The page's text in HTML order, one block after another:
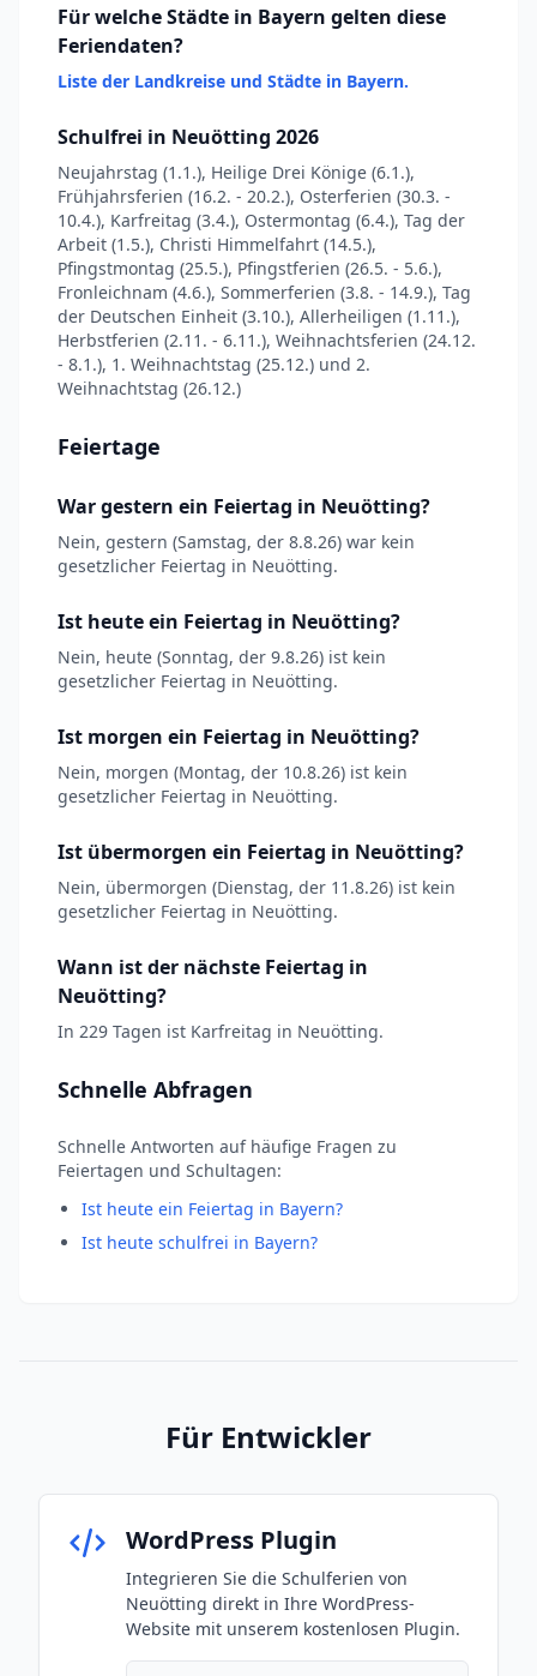
Für welche Städte in Bayern gelten diese
Feriendaten?
Liste der Landkreise und Städte in Bayern.
Schulfrei in Neuötting 2026
Neujahrstag (1.1.), Heilige Drei Könige (6.1.),
Frühjahrsferien (16.2. - 20.2.), Osterferien (30.3. -
10.4.), Karfreitag (3.4.), Ostermontag (6.4.), Tag der
Arbeit (1.5.), Christi Himmelfahrt (14.5.),
Pfingstmontag (25.5.), Pfingstferien (26.5. - 5.6.),
Fronleichnam (4.6.), Sommerferien (3.8. - 14.9.), Tag
der Deutschen Einheit (3.10.), Allerheiligen (1.11.),
Herbstferien (2.11. - 6.11.), Weihnachtsferien (24.12.
- 8.1.), 1. Weihnachtstag (25.12.) und 2.
Weihnachtstag (26.12.)
Feiertage
War gestern ein Feiertag in Neuötting?
Nein, gestern (Samstag, der 8.8.26) war kein
gesetzlicher Feiertag in Neuötting.
Ist heute ein Feiertag in Neuötting?
Nein, heute (Sonntag, der 9.8.26) ist kein
gesetzlicher Feiertag in Neuötting.
Ist morgen ein Feiertag in Neuötting?
Nein, morgen (Montag, der 10.8.26) ist kein
gesetzlicher Feiertag in Neuötting.
Ist übermorgen ein Feiertag in Neuötting?
Nein, übermorgen (Dienstag, der 11.8.26) ist kein
gesetzlicher Feiertag in Neuötting.
Wann ist der nächste Feiertag in
Neuötting?
In 229 Tagen ist Karfreitag in Neuötting.
Schnelle Abfragen
Schnelle Antworten auf häufige Fragen zu
Feiertagen und Schultagen:
Ist heute ein Feiertag in Bayern?
Ist heute schulfrei in Bayern?
Für Entwickler
WordPress Plugin
Integrieren Sie die Schulferien von
Neuötting direkt in Ihre WordPress-
Website mit unserem kostenlosen Plugin.